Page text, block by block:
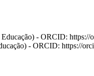
- ORCID: https://
- ORCID: https://